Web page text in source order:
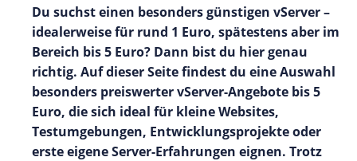
Du suchst einen besonders günstigen vServer –
idealerweise für rund 1 Euro, spätestens aber im
Bereich bis 5 Euro? Dann bist du hier genau
richtig. Auf dieser Seite findest du eine Auswahl
besonders preiswerter vServer-Angebote bis 5
Euro, die sich ideal für kleine Websites,
Testumgebungen, Entwicklungsprojekte oder
erste eigene Server-Erfahrungen eignen. Trotz